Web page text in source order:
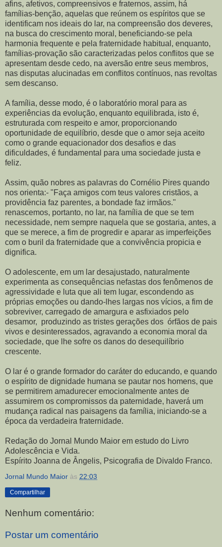
afins, afetivos, compreensivos e fraternos, assim, há
famílias-benção, aquelas que reúnem os espíritos que se
identificam nos ideais do lar, na compreensão dos deveres,
na busca do crescimento moral, beneficiando-se pela
harmonia frequente e pela fraternidade habitual, enquanto,
famílias-provação são caracterizadas pelos conflitos que se
apresentam desde cedo, na aversão entre seus membros,
nas disputas alucinadas em conflitos contínuos, nas revoltas
sem descanso.
A família, desse modo, é o laboratório moral para as
experiências da evolução, enquanto equilibrada, isto é,
estruturada com respeito e amor, proporcionando
oportunidade de equilíbrio, desde que o amor seja aceito
como o grande equacionador dos desafios e das
dificuldades, é fundamental para uma sociedade justa e
feliz.
Assim, quão nobres as palavras do Cornélio Pires quando
nos orienta:- "Faça amigos com teus valores cristãos, a
providência faz parentes, a bondade faz irmãos."
renascemos, portanto, no lar, na família de que se tem
necessidade, nem sempre naquela que se gostaria, antes, a
que se merece, a fim de progredir e aparar as imperfeições
com o buril da fraternidade que a convivência propicia e
dignifica.
O adolescente, em um lar desajustado, naturalmente
experimenta as consequências nefastas dos fenômenos de
agressividade e luta que ali tem lugar, escondendo as
próprias emoções ou dando-lhes largas nos vícios, a fim de
sobreviver, carregado de amargura e asfixiados pelo
desamor, produzindo as tristes gerações dos órfãos de pais
vivos e desinteressados, agravando a economia moral da
sociedade, que lhe sofre os danos do desequilíbrio
crescente.
O lar é o grande formador do caráter do educando, e quando
o espírito de dignidade humana se pautar nos homens, que
se permitirem amadurecer emocionalmente antes de
assumirem os compromissos da paternidade, haverá um
mudança radical nas paisagens da família, iniciando-se a
época da verdadeira fraternidade.
Redação do Jornal Mundo Maior em estudo do Livro
Adolescência e Vida.
Espírito Joanna de Ângelis, Psicografia de Divaldo Franco.
Jornal Mundo Maior às 22:03
Compartilhar
Nenhum comentário:
Postar um comentário